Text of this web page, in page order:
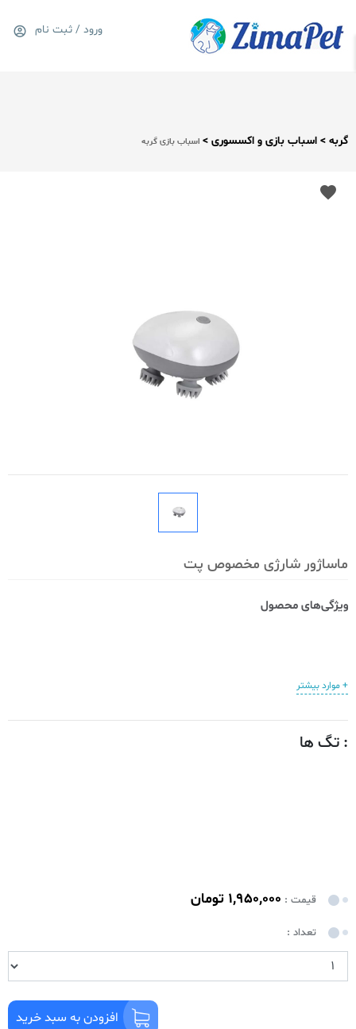
ورود / ثبت نام
گربه > اسباب بازی و اکسسوری > اسباب بازی گربه
ماساژور شارژی مخصوص پت
+ موارد بیشتر
: تگ ها
قیمت : 1,950,000 تومان
تعداد :
افزودن به سبد خرید